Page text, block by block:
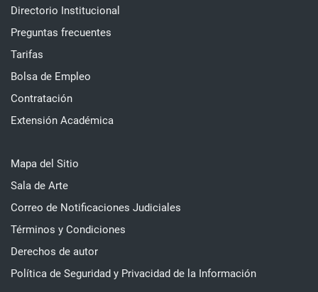
Directorio Institucional
Preguntas frecuentes
Tarifas
Bolsa de Empleo
Contratación
Extensión Académica
Mapa del Sitio
Sala de Arte
Correo de Notificaciones Judiciales
Términos y Condiciones
Derechos de autor
Política de Seguridad y Privacidad de la Información